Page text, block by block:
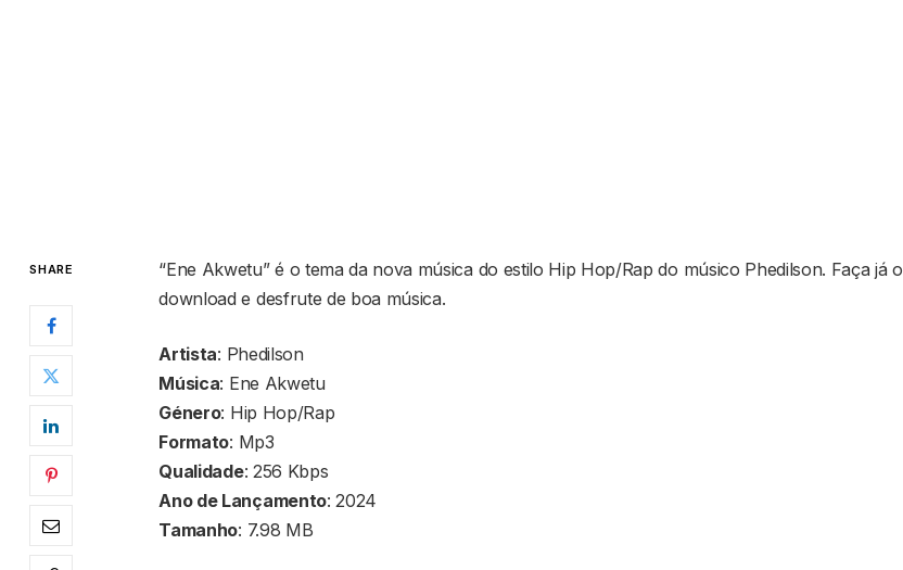
SHARE
“Ene Akwetu” é o tema da nova música do estilo Hip Hop/Rap do músico Phedilson. Faça já o
download e desfrute de boa música.
Artista: Phedilson
Música: Ene Akwetu
Género: Hip Hop/Rap
Formato: Mp3
Qualidade: 256 Kbps
Ano de Lançamento: 2024
Tamanho: 7.98 MB